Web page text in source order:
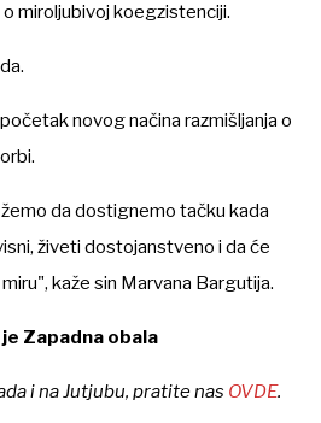
miroljubivoj koegzistenciji.
novog načina razmišljanja o
da dostignemo tačku kada
živeti dostojanstveno i da će
kaže sin Marvana Bargutija.
Zapadna obala
i na Jutjubu, pratite nas OVDE.